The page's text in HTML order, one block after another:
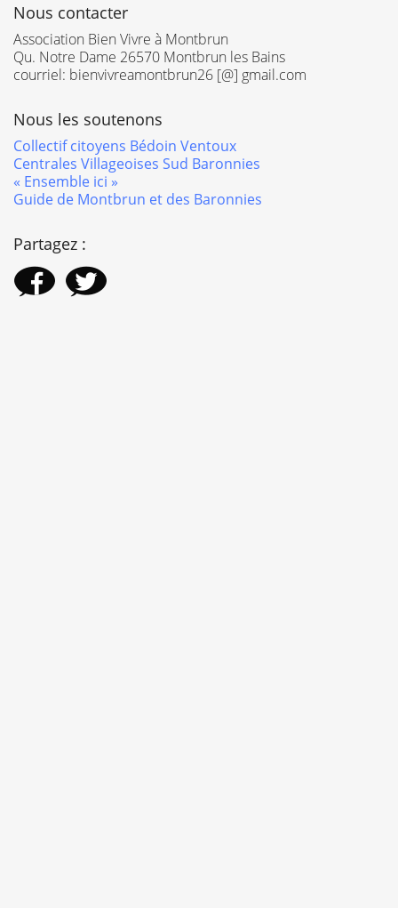
Nous contacter
Association Bien Vivre à Montbrun
Qu. Notre Dame 26570 Montbrun les Bains
courriel: bienvivreamontbrun26 [@] gmail.com
Nous les soutenons
Collectif citoyens Bédoin Ventoux
Centrales Villageoises Sud Baronnies
« Ensemble ici »
Guide de Montbrun et des Baronnies
Partagez :